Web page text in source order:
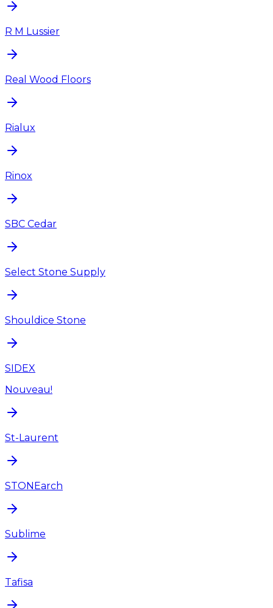
R M Lussier
Real Wood Floors
Rialux
Rinox
SBC Cedar
Select Stone Supply
Shouldice Stone
SIDEX
Nouveau!
St-Laurent
STONEarch
Sublime
Tafisa